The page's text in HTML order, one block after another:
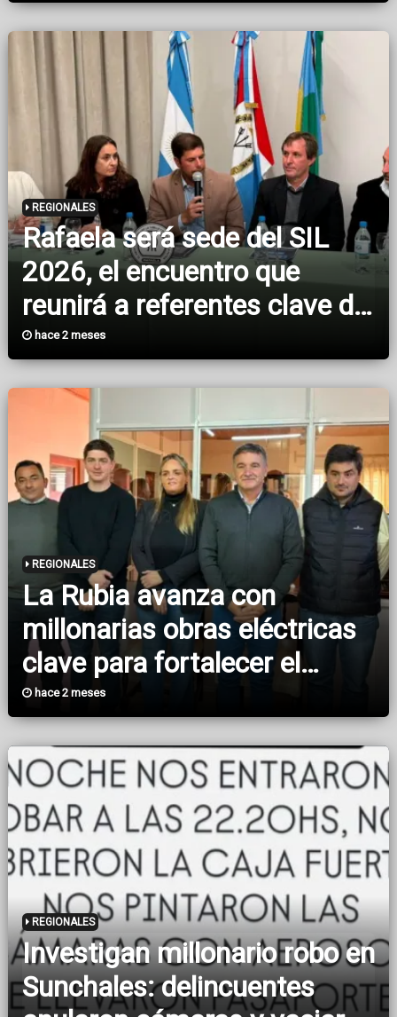
REGIONALES
Rafaela será sede del SIL
2026, el encuentro que
reunirá a referentes clave de
la lechería nacional e
internacional
hace 2 meses
REGIONALES
La Rubia avanza con
millonarias obras eléctricas
clave para fortalecer el
servicio en la región
hace 2 meses
REGIONALES
Investigan millonario robo en
Sunchales: delincuentes